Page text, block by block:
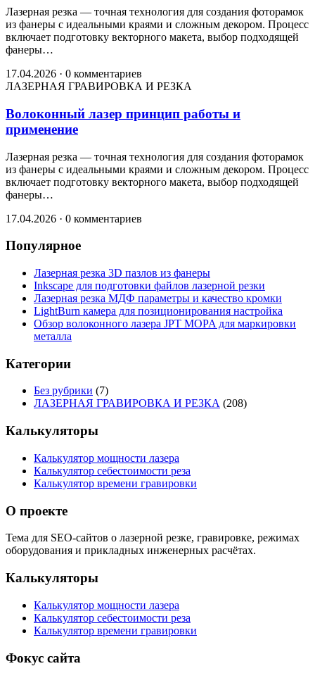
Лазерная резка — точная технология для создания фоторамок
из фанеры с идеальными краями и сложным декором. Процесс
включает подготовку векторного макета, выбор подходящей
фанеры…
17.04.2026 · 0 комментариев
ЛАЗЕРНАЯ ГРАВИРОВКА И РЕЗКА
Волоконный лазер принцип работы и
применение
Лазерная резка — точная технология для создания фоторамок
из фанеры с идеальными краями и сложным декором. Процесс
включает подготовку векторного макета, выбор подходящей
фанеры…
17.04.2026 · 0 комментариев
Популярное
Лазерная резка 3D пазлов из фанеры
Inkscape для подготовки файлов лазерной резки
Лазерная резка МДФ параметры и качество кромки
LightBurn камера для позиционирования настройка
Обзор волоконного лазера JPT MOPA для маркировки
металла
Категории
Без рубрики (7)
ЛАЗЕРНАЯ ГРАВИРОВКА И РЕЗКА (208)
Калькуляторы
Калькулятор мощности лазера
Калькулятор себестоимости реза
Калькулятор времени гравировки
О проекте
Тема для SEO-сайтов о лазерной резке, гравировке, режимах
оборудования и прикладных инженерных расчётах.
Калькуляторы
Калькулятор мощности лазера
Калькулятор себестоимости реза
Калькулятор времени гравировки
Фокус сайта